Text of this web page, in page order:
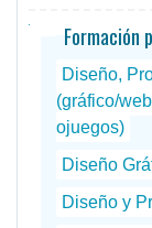
Formación
Diseño,
(gráfico/
ojuegos)
Diseño
Diseño y